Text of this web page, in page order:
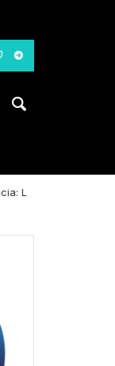
desinformación le